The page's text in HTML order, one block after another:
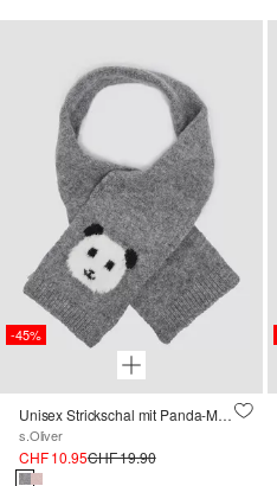
-45%
Unisex Strickschal mit Panda-Motiv
s.Oliver
CHF 10.95CHF 19.90